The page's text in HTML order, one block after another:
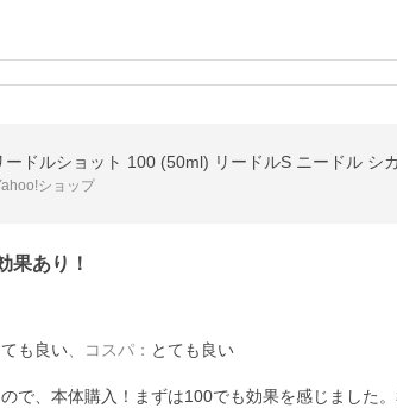
ドルショット 100 (50ml) リードルS ニードル シ
ショップ
果あり！
ても良い コスパ ： とても良い
で、本体購入！まずは100でも効果を感じました